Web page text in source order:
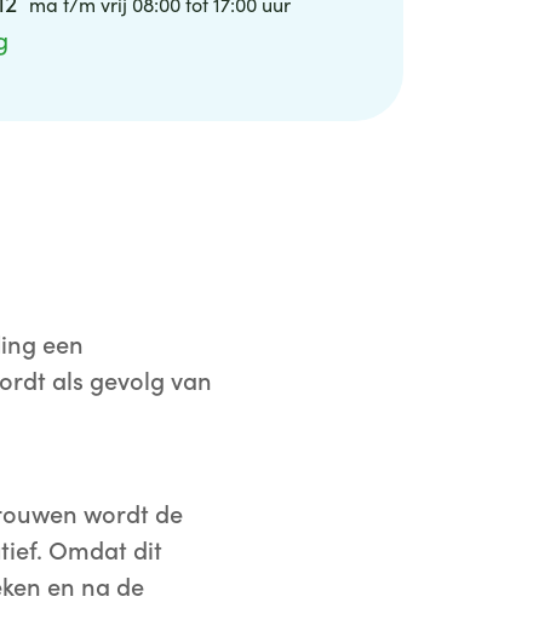
een
als gevolg van
wordt de
Omdat dit
en na de